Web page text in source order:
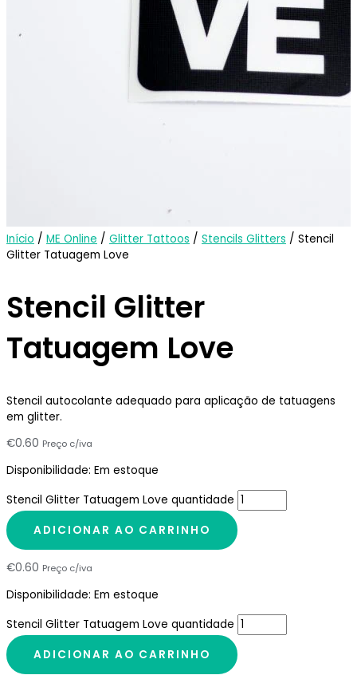
Início / ME Online / Glitter Tattoos / Stencils Glitters / Stencil
Glitter Tatuagem Love
Stencil Glitter
Tatuagem Love
Stencil autocolante adequado para aplicação de tatuagens
em glitter.
€0.60 Preço c/iva
Disponibilidade: Em estoque
Stencil Glitter Tatuagem Love quantidade
ADICIONAR AO CARRINHO
€0.60 Preço c/iva
Disponibilidade: Em estoque
Stencil Glitter Tatuagem Love quantidade
ADICIONAR AO CARRINHO